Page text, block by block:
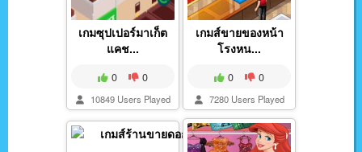
เกมซุปเปอร์มาเก็ต
แคช...
0 0
10849 Users Played
เกมส์ขายของหน้า
โรงหน...
0 0
7280 Users Played